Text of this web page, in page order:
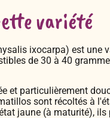
variété
ixocarpa) est une
de 30 à 40
et particulièrement
sont récoltés à
jaune (à maturité), ils